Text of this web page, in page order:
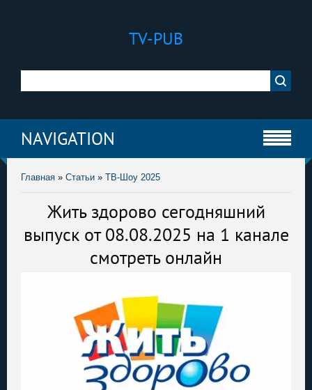
TV-PUB
NAVIGATION
Главная » Статьи » ТВ-Шоу 2025
Жить здорово сегодняшний
выпуск от 08.08.2025 на 1 канале
смотреть онлайн